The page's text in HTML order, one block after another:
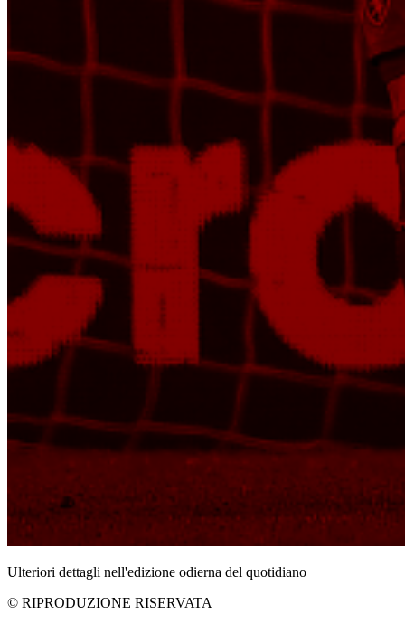
Ulteriori dettagli nell'edizione odierna del quotidiano
© RIPRODUZIONE RISERVATA